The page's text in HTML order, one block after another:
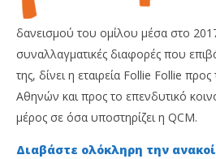
NOW
Folli Follie: Νέες διευκρινίσεις
επενδυτές και το ΧΑ για τα
στοιχεία
Metoxes
δανεισμού του ομίλου μέσα στο
συναλλαγματικές διαφορές που
της, δίνει η εταιρεία Follie Follie προς
Αθηνών και προς το επενδυτικό
μέρος σε όσα υποστηρίζει η QCM.
Διαβάστε ολόκληρη την